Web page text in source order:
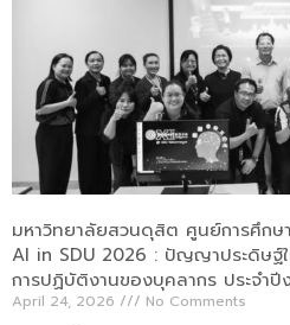
มหาวิทยาลัยสวนดุสิต ศูนย์การศึกษ
AI in SDU 2026 : ปัญญาประดิษฐ์
การปฏิบัติงานของบุคลากร ประจำ
April 24, 2026
No Comments